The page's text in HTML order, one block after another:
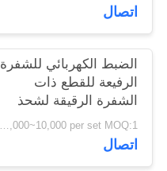
اتصال
الضبط الكهربائي للشفرة
الرفيعة للقطع ذات
الشفرة الرقيقة لشحذ
الغطاء الآمن تلقائيًا
USD 8,000~10,000 per set MOQ:1 مجموعة
اتصال